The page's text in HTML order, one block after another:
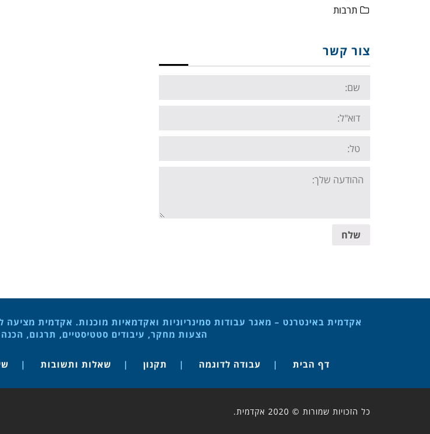
תרבות
צור קשר
Name:
Email:
Tel:
Your
message:
שלח
אקדמית באינטרנט – מאגר עבודות סמינריוניות ואקדמאיות מוכנות. אקדמית
הצעות מחקר, עיבודים סטטיסטיים, תרגום,
דף הבית עבודה לדוגמה תקנון שאלות ותשובות
כל הזכויות שמורות © 2020 אקדמית.